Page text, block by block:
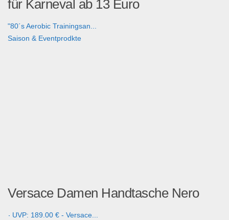
für Karneval ab 13 Euro
"80´s Aerobic Trainingsan...
Saison & Eventprodkte
Versace Damen Handtasche Nero
- UVP: 189.00 € - Versace...